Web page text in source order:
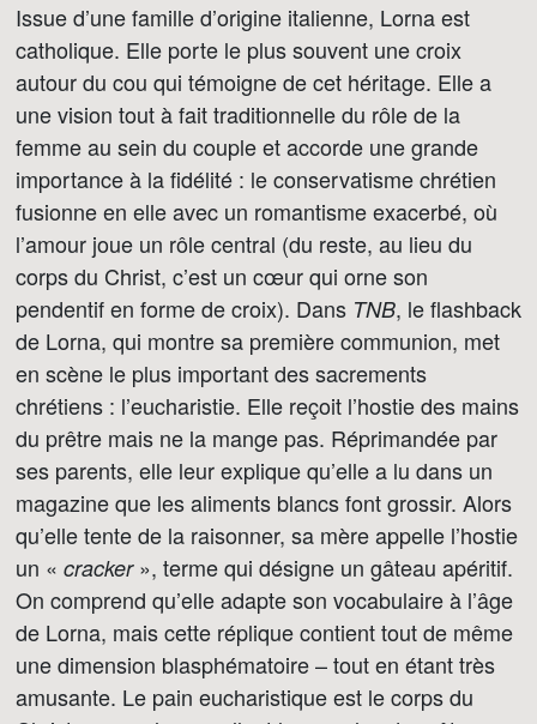
Issue d’une famille d’origine italienne, Lorna est
catholique. Elle porte le plus souvent une croix
autour du cou qui témoigne de cet héritage. Elle a
une vision tout à fait traditionnelle du rôle de la
femme au sein du couple et accorde une grande
importance à la fidélité : le conservatisme chrétien
fusionne en elle avec un romantisme exacerbé, où
l’amour joue un rôle central (du reste, au lieu du
corps du Christ, c’est un cœur qui orne son
pendentif en forme de croix). Dans TNB, le flashback
de Lorna, qui montre sa première communion, met
en scène le plus important des sacrements
chrétiens : l’eucharistie. Elle reçoit l’hostie des mains
du prêtre mais ne la mange pas. Réprimandée par
ses parents, elle leur explique qu’elle a lu dans un
magazine que les aliments blancs font grossir. Alors
qu’elle tente de la raisonner, sa mère appelle l’hostie
un « cracker», terme qui désigne un gâteau apéritif.
On comprend qu’elle adapte son vocabulaire à l’âge
de Lorna, mais cette réplique contient tout de même
une dimension blasphématoire – tout en étant très
amusante. Le pain eucharistique est le corps du